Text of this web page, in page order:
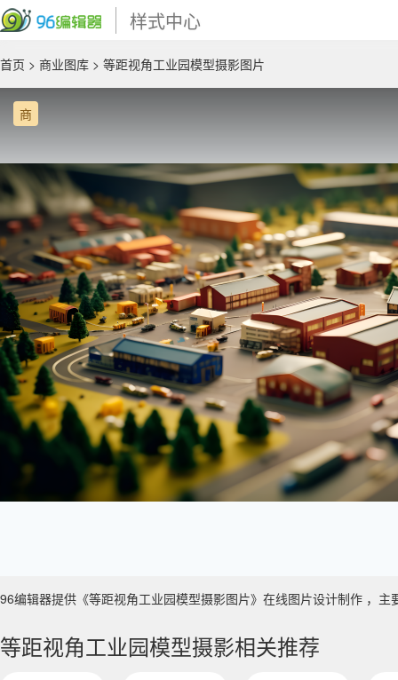
样式中心
首页 > 商业图库 > 等距视角工业园模型摄影图片
商
96编辑器提供《等距视角工业园模型摄影图片》在线图片设计制作 ，
等距视角工业园模型摄影相关推荐